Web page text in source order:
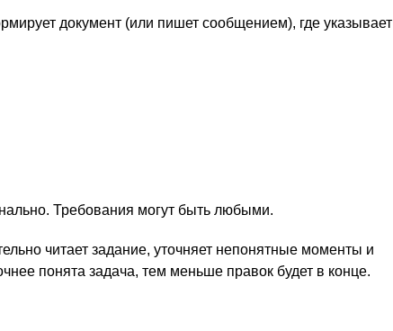
документ (или пишет сообщением), где указывает
Требования могут быть любыми.
читает задание, уточняет непонятные моменты и
понята задача, тем меньше правок будет в конце.